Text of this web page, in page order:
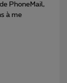
PhoneMail,
à me